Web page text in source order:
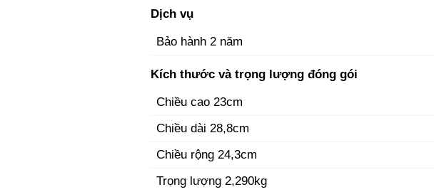
Dịch vụ
Bảo hành 2 năm
Kích thước và trọng lượng đóng gói
Chiều cao 23cm
Chiều dài 28,8cm
Chiều rộng 24,3cm
Trọng lượng 2,290kg